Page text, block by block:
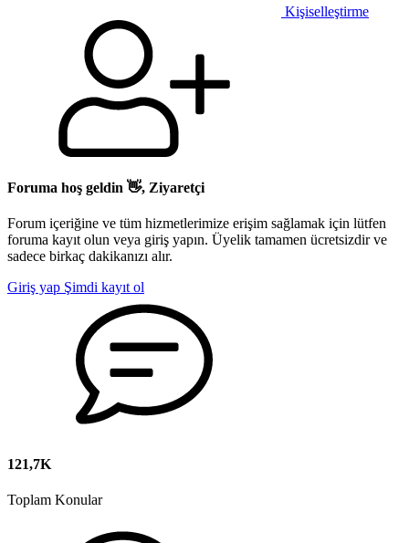
Kişiselleştirme
Foruma hoş geldin 👋, Ziyaretçi
Forum içeriğine ve tüm hizmetlerimize erişim sağlamak için lütfen
foruma kayıt olun veya giriş yapın. Üyelik tamamen ücretsizdir ve
sadece birkaç dakikanızı alır.
Giriş yap Şimdi kayıt ol
121,7K
Toplam Konular